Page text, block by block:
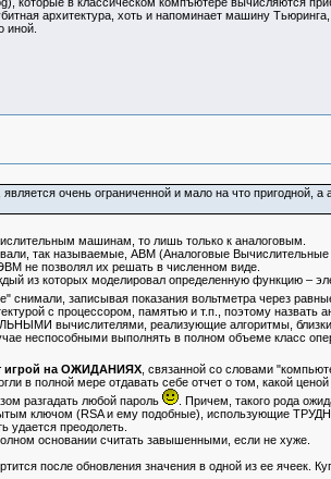
архитектура, хоть и напоминает машину
иной.
очень ограниченной и мало на что пригодной,
машинам, то лишь только к аналоговым.
так называемые, АВМ (Аналоговые
не позволял их решать в численном виде.
из которых моделировал определенную функцию –
записывая показания вольтметра через
с процессором, памятью и т.п., поэтому назвать
вычислителями, реализующие алгоритмы,
неспособными выполнять в полном объеме класс
игрой на ОЖИДАНИЯХ, связанной со словами
в полной мере отдавать себе отчет о том, какой
разгадать любой пароль
. Причем, такого рода
ключом (RSA и ему подобные), использующие
удается преодолеть.
основании считать завышенными, если не хуже.
после обновления значения в одной из ее ячеек.